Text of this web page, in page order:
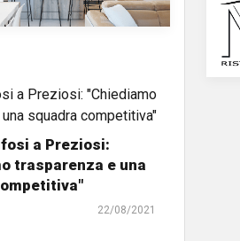
a Preziosi:
trasparenza e una
22/08/2021